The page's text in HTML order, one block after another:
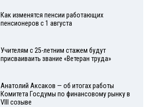
Как изменятся пенсии работающих
пенсионеров с 1 августа
Учителям с 25-летним стажем будут
присваиваить звание «Ветеран труда»
Анатолий Аксаков — об итогах работы
Комитета Госдумы по финансовому рынку в
VIII созыве